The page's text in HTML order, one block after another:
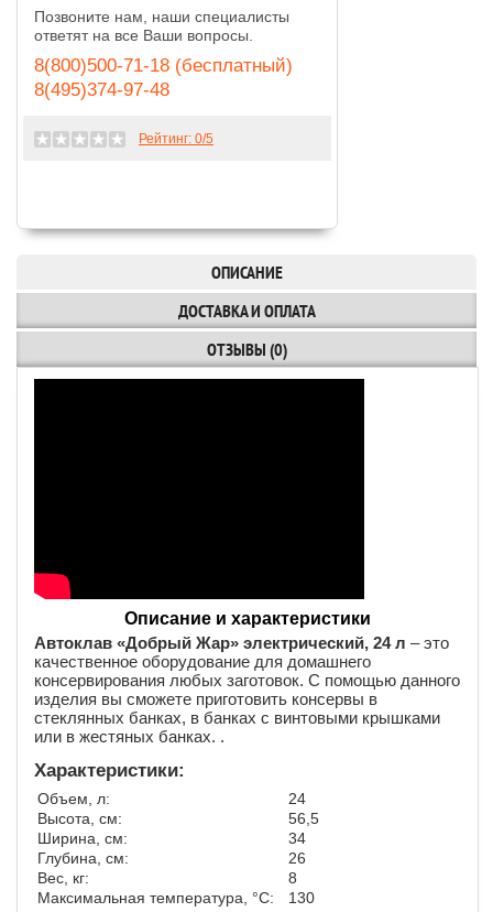
Позвоните нам, наши специалисты
ответят на все Ваши вопросы.
8(800)500-71-18 (бесплатный)
8(495)374-97-48
Рейтинг: 0/5
ОПИСАНИЕ
ДОСТАВКА И ОПЛАТА
ОТЗЫВЫ (0)
Описание и характеристики
Автоклав «Добрый Жар» электрический, 24 л – это
качественное оборудование для домашнего
консервирования любых заготовок. С помощью данного
изделия вы сможете приготовить консервы в
стеклянных банках, в банках с винтовыми крышками
или в жестяных банках. .
Характеристики:
Объем, л:
24
Высота, cм:
56,5
Ширина, см:
34
Глубина, см:
26
Вес, кг:
8
Максимальная температура, °С:
130